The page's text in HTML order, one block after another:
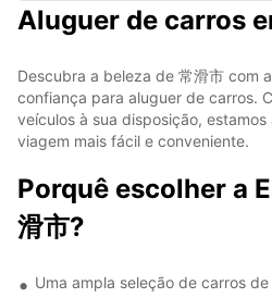
Aluguer de carros
Descubra a beleza de 常滑市 com
confiança para aluguer de carros.
veículos à sua disposição,
viagem mais fácil e conveniente.
Porquê escolher a
滑市?
Uma ampla seleção de carros